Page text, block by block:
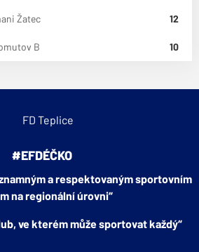
Žatec 12
B 10
#EFDÉČKO
a respektovaným sportovním
na regionální úrovni“
ve kterém může sportovat každý“